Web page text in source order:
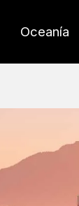
Oceanía